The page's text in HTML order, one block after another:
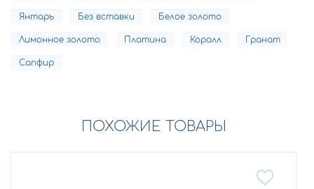
Янтарь Без вставки Белое золото
Лимонное золото Платина Коралл Гранат
Сапфир
ПОХОЖИЕ ТОВАРЫ